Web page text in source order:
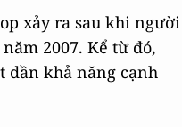
xảy ra sau khi người
2007. Kể từ đó,
dần khả năng cạnh